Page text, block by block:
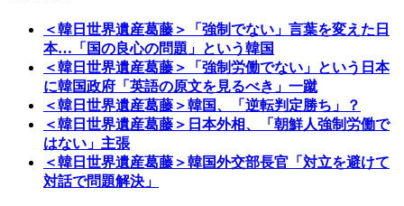
＜韓日世界遺産葛藤＞「強制でない」言葉を変えた日
本…「国の良心の問題」という韓国
＜韓日世界遺産葛藤＞「強制労働でない」という日本
に韓国政府「英語の原文を見るべき」一蹴
＜韓日世界遺産葛藤＞韓国、「逆転判定勝ち」？
＜韓日世界遺産葛藤＞日本外相、「朝鮮人強制労働で
はない」主張
＜韓日世界遺産葛藤＞韓国外交部長官「対立を避けて
対話で問題解決」